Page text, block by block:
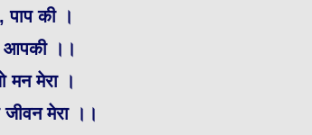
की ।
।।
मन मेरा ।
मेरा ।।